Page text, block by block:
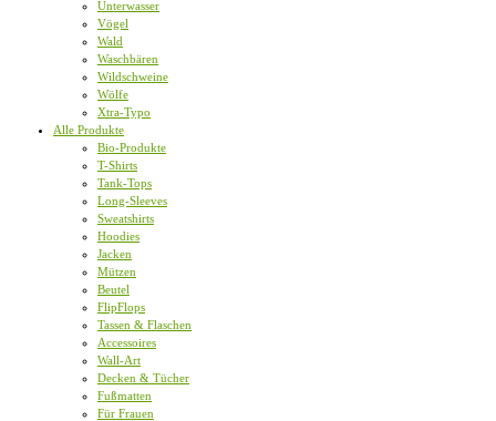
Unterwasser
Vögel
Wald
Waschbären
Wildschweine
Wölfe
Xtra-Typo
Alle Produkte
Bio-Produkte
T-Shirts
Tank-Tops
Long-Sleeves
Sweatshirts
Hoodies
Jacken
Mützen
Beutel
FlipFlops
Tassen & Flaschen
Accessoires
Wall-Art
Decken & Tücher
Fußmatten
Für Frauen